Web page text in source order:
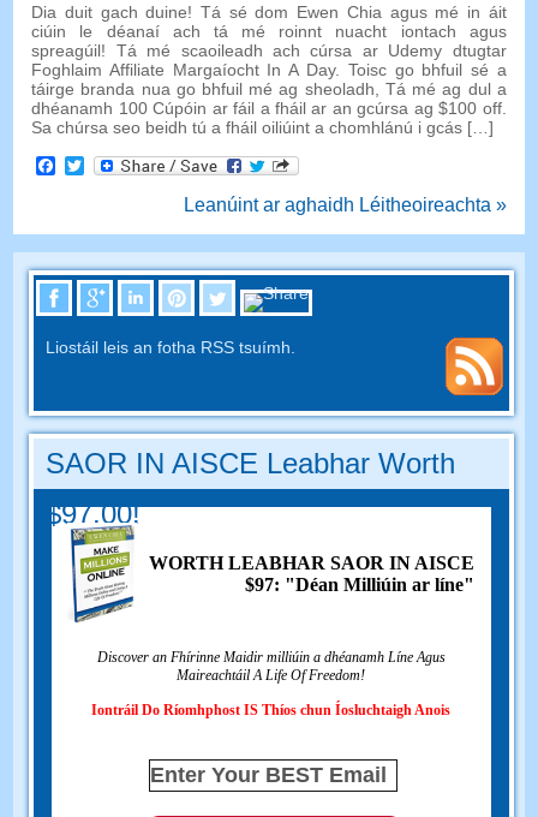
Dia duit gach duine! Tá sé dom Ewen Chia agus mé in áit
ciúin le déanaí ach tá mé roinnt nuacht iontach agus
spreagúil! Tá mé scaoileadh ach cúrsa ar Udemy dtugtar
Foghlaim Affiliate Margaíocht In A Day. Toisc go bhfuil sé a
táirge branda nua go bhfuil mé ag sheoladh, Tá mé ag dul a
dhéanamh 100 Cúpóin ar fáil a fháil ar an gcúrsa ag $100 off.
Sa chúrsa seo beidh tú a fháil oiliúint a chomhlánú i gcás […]
Facebook
Twitter
Leanúint ar aghaidh Léitheoireachta »
Liostáil leis an fotha RSS tsuímh.
SAOR IN AISCE Leabhar Worth
$97.00!
WORTH LEABHAR SAOR IN AISCE
$97: "Déan Milliúin ar líne"
Discover an Fhírinne Maidir milliúin a dhéanamh Líne Agus
Maireachtáil A Life Of Freedom!
Iontráil Do Ríomhphost IS Thíos chun Íosluchtaigh Anois